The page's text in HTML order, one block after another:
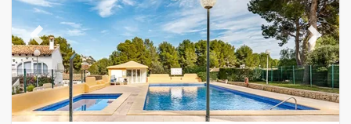
Vistas
Categorías adicionales
Previous Next